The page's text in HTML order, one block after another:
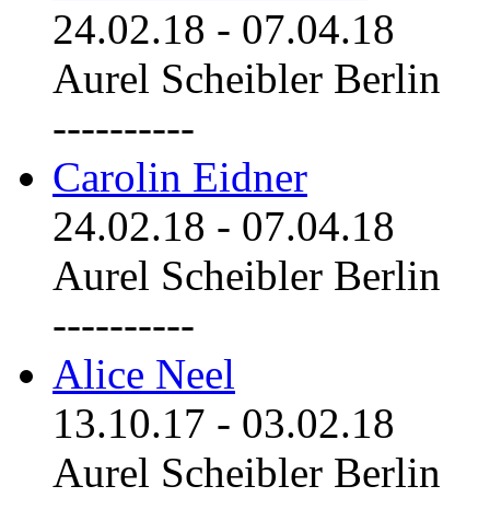
24.02.18 - 07.04.18
Aurel Scheibler Berlin
----------
Carolin Eidner
24.02.18 - 07.04.18
Aurel Scheibler Berlin
----------
Alice Neel
13.10.17 - 03.02.18
Aurel Scheibler Berlin